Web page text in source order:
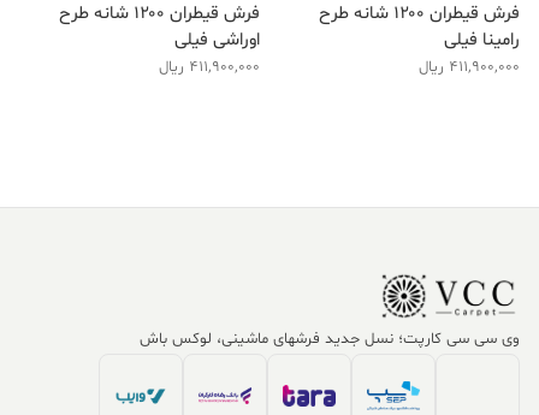
فرش قیطران ۱۲۰۰ شانه طرح
رامینا فیلی
411,900,000 ریال
فرش قیطران ۱۲۰۰ شانه طرح
اوراشی فیلی
411,900,000 ریال
وی سی سی کارپت؛ نسل جدید فرشهای ماشینی، لوکس باش